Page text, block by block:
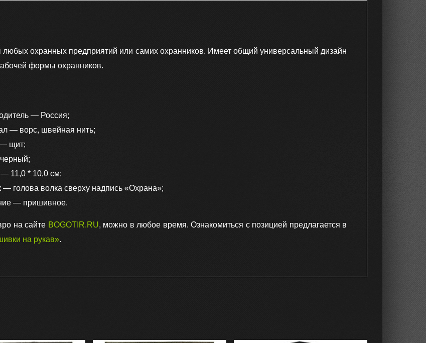
охранных предприятий или самих охранников. Имеет общий универсальный дизайн
формы охранников.
— Россия;
— ворс, швейная нить;
щит;
11,0 * 10,0 см;
— голова волка сверху надпись «Охрана»;
— пришивное.
на сайте BOGOTIR.RU, можно в любое время. Ознакомиться с позицией предлагается в
на рукав».